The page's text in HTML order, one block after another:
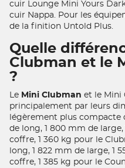
cuir Lounge Mini Yours
cuir Nappa. Pour les
de la finition Untold Plus.
Quelle
Clubman et le
?
Le Mini Clubman et le Mini
principalement par leurs
légèrement plus compacte
de long, 1 800 mm de
coffre, 1 360 kg pour le
long, 1 822 mm de large, 1
coffre, 1 385 kg pour le